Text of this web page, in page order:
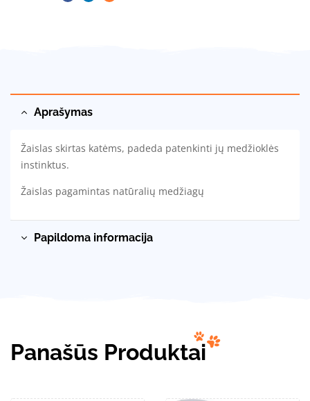
Facebook
Linkedin
Email
Aprašymas
Žaislas skirtas katėms, padeda patenkinti jų medžioklės
instinktus.
Žaislas pagamintas natūralių medžiagų
Papildoma informacija
Panašūs Produktai